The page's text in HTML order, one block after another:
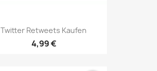
Twitter Retweets Kaufen
4,99 €